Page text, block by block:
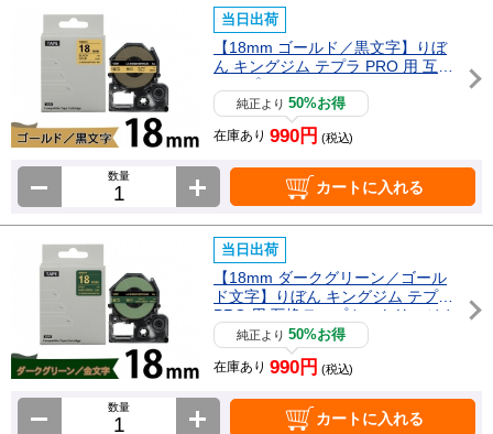
当日出荷
【18mm ゴールド／黒文字】りぼ
ん キングジム テプラ PRO 用 互換
テープカートリッジ / SFR18ZK
純正より50%お得
在庫あり 990円 (税込)
数量
カートに入れる
当日出荷
【18mm ダークグリーン／ゴール
ド文字】りぼん キングジム テプラ
PRO 用 互換テープカートリッジ /
SFR18DZ
純正より50%お得
在庫あり 990円 (税込)
数量
カートに入れる